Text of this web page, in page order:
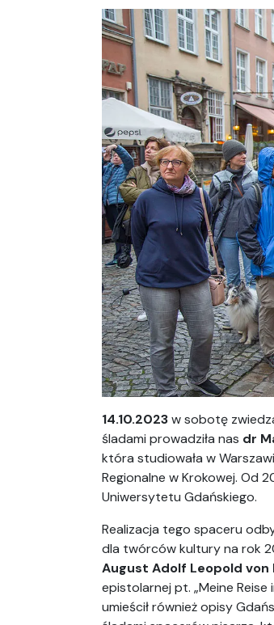
14.10.2023w sobotę
śladami prowadziła nas dr
która studiowała w
Regionalne w Krokowej. Od
Uniwersytetu Gdańskiego.
Realizacja tego spaceru
dla twórców kultury na rok
August Adolf Leopold
epistolarnej pt. „Meine
umieścił również opisy